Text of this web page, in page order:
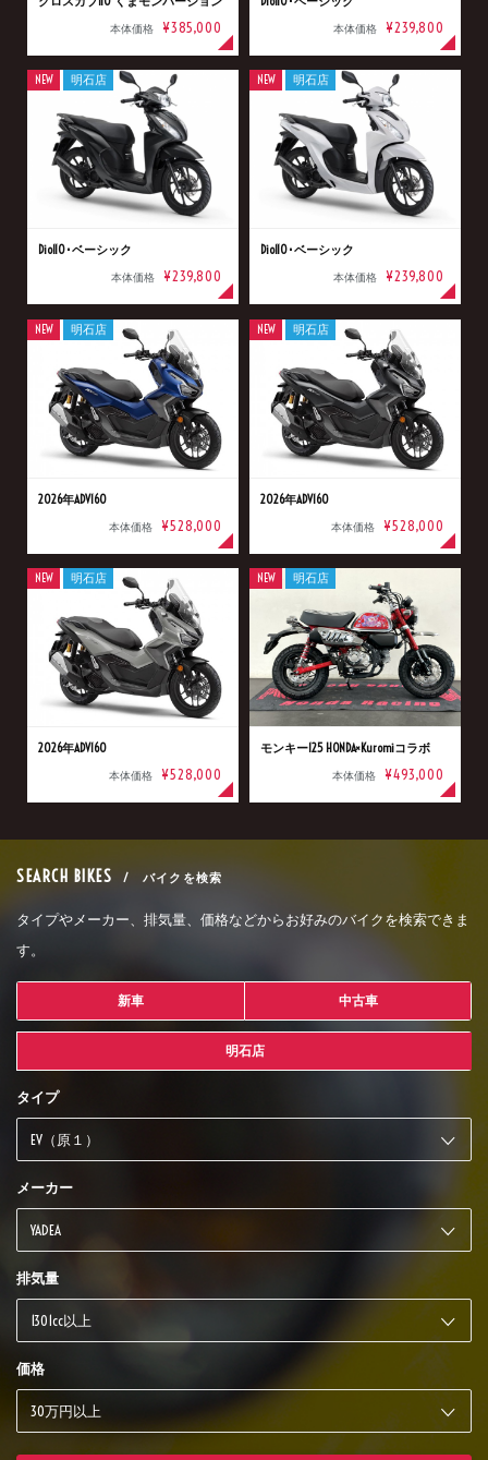
本体価格 ¥385,000 本体価格 ¥239,800
Dio110･ベーシック
本体価格 ¥239,800
NEW 明石店
Dio110･ベーシック
本体価格 ¥239,800
NEW 明石店
2026年ADV160
本体価格 ¥528,000
NEW 明石店
2026年ADV160
本体価格 ¥528,000
NEW 明石店
2026年ADV160
本体価格 ¥528,000
NEW 明石店
モンキー125 HONDA×Kuromiコラボ
本体価格 ¥493,000
NEW 明石店
SEARCH BIKES / バイクを検索
タイプやメーカー、排気量、価格などからお好みのバイクを検索できま
す。
新車 中古車
明石店
タイプ
メーカー
排気量
価格